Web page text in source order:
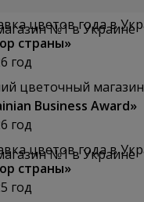
цветов года в
страны»
год
цветочный магазин
Business Award»
год
цветов года в
страны»
год